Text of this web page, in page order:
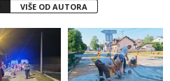
VIŠE OD AUTORA